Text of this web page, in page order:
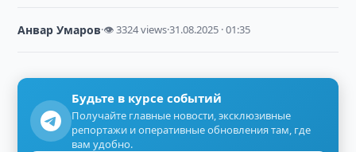
Анвар Умаров·👁 3324 views·31.08.2025 · 01:35
Будьте в курсе событий
Получайте главные новости, эксклюзивные
репортажи и оперативные обновления там, где
вам удобно.